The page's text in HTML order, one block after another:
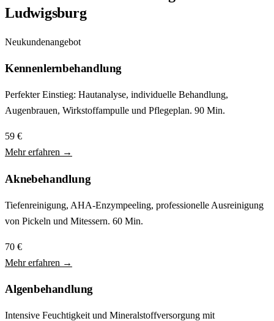
Ludwigsburg
Neukundenangebot
Kennenlernbehandlung
Perfekter Einstieg: Hautanalyse, individuelle Behandlung,
Augenbrauen, Wirkstoffampulle und Pflegeplan. 90 Min.
59 €
Mehr erfahren →
Aknebehandlung
Tiefenreinigung, AHA-Enzympeeling, professionelle Ausreinigung
von Pickeln und Mitessern. 60 Min.
70 €
Mehr erfahren →
Algenbehandlung
Intensive Feuchtigkeit und Mineralstoffversorgung mit